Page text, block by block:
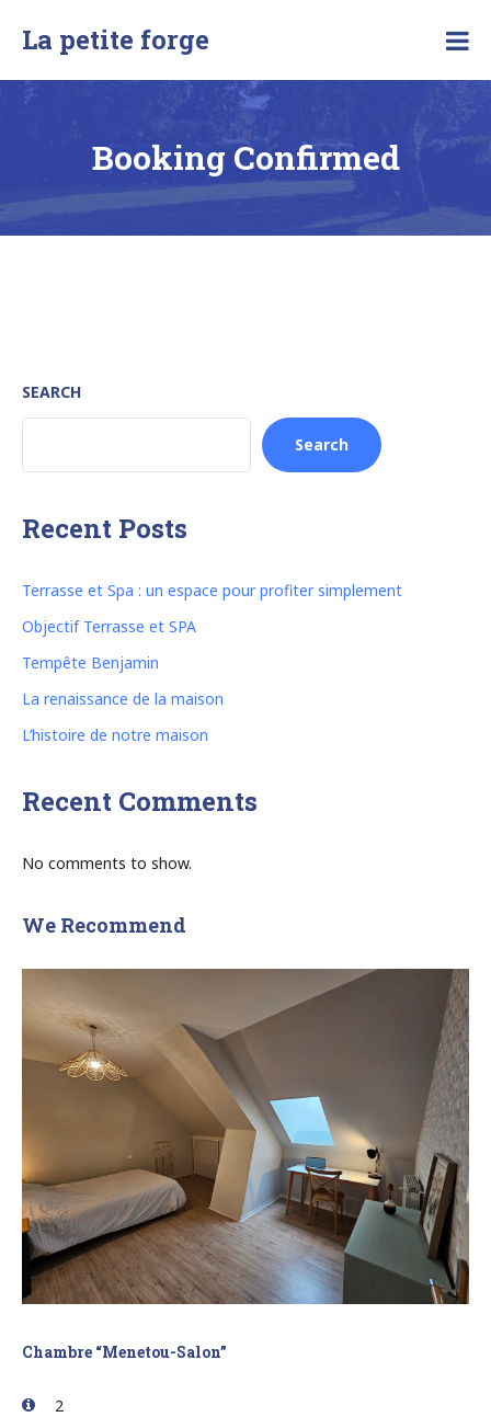
content
La petite forge
Booking Confirmed
SEARCH
Search
Recent Posts
Terrasse et Spa : un espace pour profiter simplement
Objectif Terrasse et SPA
Tempête Benjamin
La renaissance de la maison
L’histoire de notre maison
Recent Comments
No comments to show.
We Recommend
Chambre “Menetou-Salon”
2